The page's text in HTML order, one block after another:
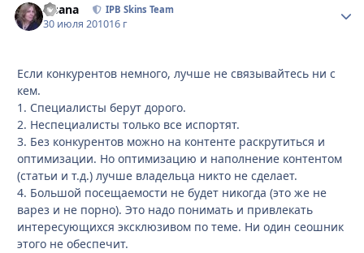
Fisana IPB Skins Team
30 июля 201016 г
Если конкурентов немного, лучше не связывайтесь ни с
кем.
1. Специалисты берут дорого.
2. Неспециалисты только все испортят.
3. Без конкурентов можно на контенте раскрутиться и
оптимизации. Но оптимизацию и наполнение контентом
(статьи и т.д.) лучше владельца никто не сделает.
4. Большой посещаемости не будет никогда (это же не
варез и не порно). Это надо понимать и привлекать
интересующихся эксклюзивом по теме. Ни один сеошник
этого не обеспечит.